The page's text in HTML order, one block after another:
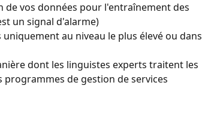
de vos données pour l'entraînement des
un signal d'alarme)
au niveau le plus élevé ou dans
dont les linguistes experts traitent les
de gestion de services